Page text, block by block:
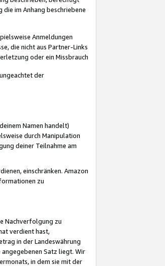
im Anhang beschriebene
Anmeldungen
die nicht aus Partner-Links
oder ein Missbrauch
der
Namen handelt)
durch Manipulation
deiner Teilnahme am
einschränken. Amazon
zu
Nachverfolgung zu
verdient hast,
in der Landeswährung
Satz liegt. Wir
in dem sie mit der